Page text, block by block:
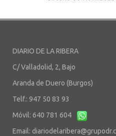
DIARIO DE LA RIBERA
C/ Valladolid, 2, Bajo
Aranda de Duero (Burgos)
Telf.: 947 50 83 93
Móvil: 640 781 604
Email: